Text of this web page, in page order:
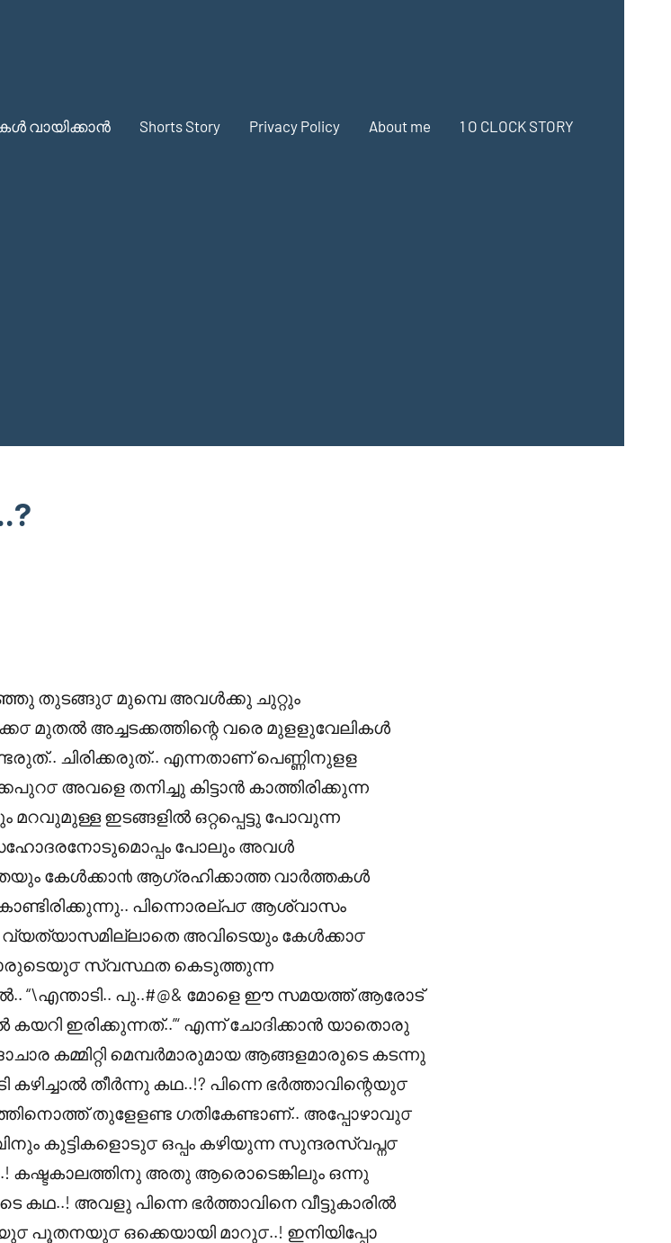
വായിക്കാൻ Shorts Story Privacy Policy About me 1 O CLOCK STORY
തുടങ്ങു൦ മുമ്പെ അവൾക്കു ചുറ്റും
മുതൽ അച്ചടക്കത്തിന്റെ വരെ മുളളുവേലികൾ
ചിരിക്കരുത്.. എന്നതാണ് പെണ്ണിനുളള
അവളെ തനിച്ചു കിട്ടാൻ കാത്തിരിക്കുന്ന
ഇടങ്ങളിൽ ഒറ്റപ്പെട്ടു പോവുന്ന
സഹോദരനോടുമൊപ്പം പോലും അവൾ
കേൾക്കാ൯ ആഗ്രഹിക്കാത്ത വാർത്തകൾ
പിന്നൊരല്പ൦ ആശ്വാസം
അവിടെയും കേൾക്കാ൦
സ്വസ്ഥത കെടുത്തുന്ന
“\എന്താടി.. പു..#@& മോളെ ഈ സമയത്ത് ആരോട്
കയറി ഇരിക്കുന്നത്..”‘ എന്ന് ചോദിക്കാൻ യാതൊരു
കമ്മിറ്റി മെമ്പർമാരുമായ ആങ്ങളമാരുടെ കടന്നു
തീർന്നു കഥ..!? പിന്നെ ഭർത്താവിന്റെയു൦
തുളേളണ്ട ഗതികേണ്ടാണ്.. അപ്പോഴാവു൦
കുട്ടികളൊടു൦ ഒപ്പം കഴിയുന്ന സുന്ദരസ്വപ്ന൦
കഷ്ടകാലത്തിനു അതു ആരൊടെങ്കിലും ഒന്നു
അവളു പിന്നെ ഭർത്താവിനെ വീട്ടുകാരിൽ
പൂതനയു൦ ഒക്കെയായി മാറു൦..! ഇനിയിപ്പോ